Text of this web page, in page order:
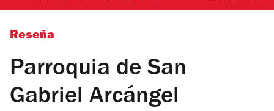
Alejandra Carbajal
Reseña
Parroquia de San
Gabriel Arcángel